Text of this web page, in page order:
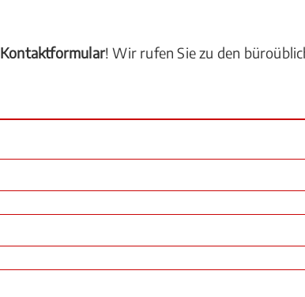
Kontaktformular! Wir rufen Sie zu den